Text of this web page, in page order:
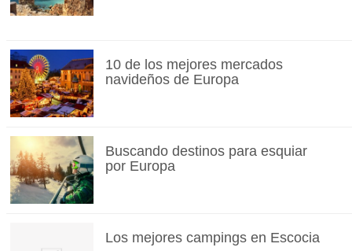
10 de los mejores mercados
navideños de Europa
Buscando destinos para esquiar
por Europa
Los mejores campings en Escocia